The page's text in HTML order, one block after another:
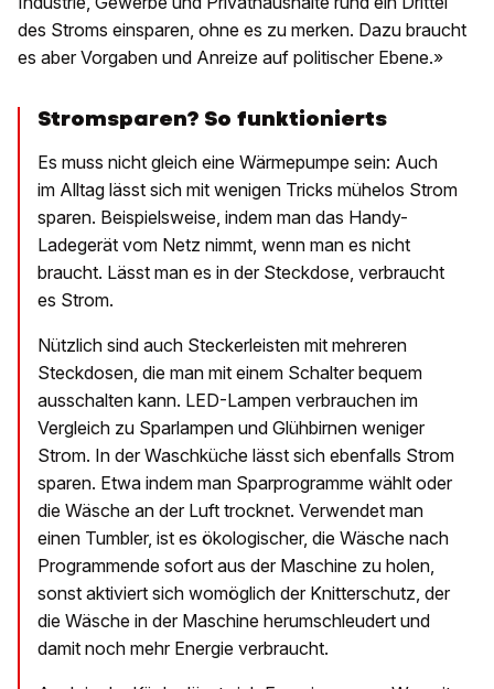
des Stroms einsparen, ohne es zu merken. Dazu braucht
es aber Vorgaben und Anreize auf politischer Ebene.»
Stromsparen? So funktionierts
Es muss nicht gleich eine Wärmepumpe sein: Auch
im Alltag lässt sich mit wenigen Tricks mühelos Strom
sparen. Beispielsweise, indem man das Handy-
Ladegerät vom Netz nimmt, wenn man es nicht
braucht. Lässt man es in der Steckdose, verbraucht
es Strom.
Nützlich sind auch Steckerleisten mit mehreren
Steckdosen, die man mit einem Schalter bequem
ausschalten kann. LED-Lampen verbrauchen im
Vergleich zu Sparlampen und Glühbirnen weniger
Strom. In der Waschküche lässt sich ebenfalls Strom
sparen. Etwa indem man Sparprogramme wählt oder
die Wäsche an der Luft trocknet. Verwendet man
einen Tumbler, ist es ökologischer, die Wäsche nach
Programmende sofort aus der Maschine zu holen,
sonst aktiviert sich womöglich der Knitterschutz, der
die Wäsche in der Maschine herumschleudert und
damit noch mehr Energie verbraucht.